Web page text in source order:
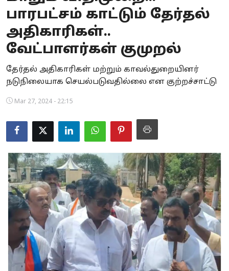
Business
Crime
National
World
Astrology
Spirituality
Weather
Politics
பாரபட்சம் காட்டும் தேர்தல்
அதிகாரிகள்..
வேட்பாளர்கள் குமுறல்
தேர்தல் அதிகாரிகள் மற்றும் காவல்துறையினர்
நடுநிலையாக செயல்படுவதில்லை என குற்றச்சாட்டு
Mar 27, 2024 - 22:15